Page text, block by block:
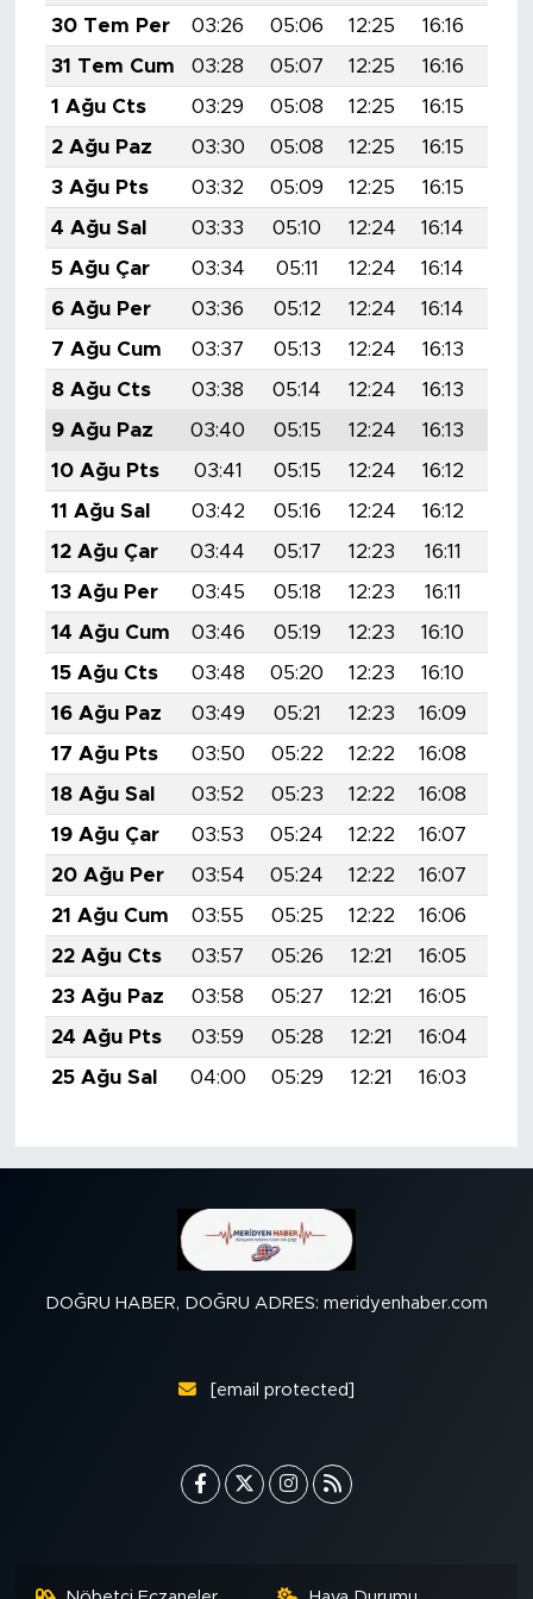
30 Tem Per
03:26 05:06 12:25 16:16
31 Tem Cum
03:28 05:07 12:25 16:16
1 Ağu Cts
03:29 05:08 12:25 16:15
2 Ağu Paz
03:30 05:08 12:25 16:15
3 Ağu Pts
03:32 05:09 12:25 16:15
4 Ağu Sal
03:33 05:10 12:24 16:14
5 Ağu Çar
03:34 05:11 12:24 16:14
6 Ağu Per
03:36 05:12 12:24 16:14
7 Ağu Cum
03:37 05:13 12:24 16:13
8 Ağu Cts
03:38 05:14 12:24 16:13
9 Ağu Paz
03:40 05:15 12:24 16:13
10 Ağu Pts
03:41 05:15 12:24 16:12
11 Ağu Sal
03:42 05:16 12:24 16:12
12 Ağu Çar
03:44 05:17 12:23 16:11
13 Ağu Per
03:45 05:18 12:23 16:11
14 Ağu Cum
03:46 05:19 12:23 16:10
15 Ağu Cts
03:48 05:20 12:23 16:10
16 Ağu Paz
03:49 05:21 12:23 16:09
17 Ağu Pts
03:50 05:22 12:22 16:08
18 Ağu Sal
03:52 05:23 12:22 16:08
19 Ağu Çar
03:53 05:24 12:22 16:07
20 Ağu Per
03:54 05:24 12:22 16:07
21 Ağu Cum
03:55 05:25 12:22 16:06
22 Ağu Cts
03:57 05:26 12:21 16:05
23 Ağu Paz
03:58 05:27 12:21 16:05
24 Ağu Pts
03:59 05:28 12:21 16:04
25 Ağu Sal
04:00 05:29 12:21 16:03
DOĞRU HABER, DOĞRU ADRES: meridyenhaber.com
[email protected]
MEDYA KÖŞESİ
FOTO GALERİ
VİDEOLAR
ALINTI YAZARLAR
SOSYAL MEDYA